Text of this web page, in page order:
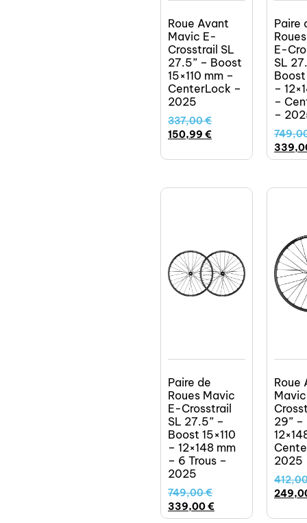
Roue Avant
Mavic E-
Crosstrail SL
27.5” – Boost
15×110 mm –
CenterLock –
2025
337,00€
150,99 €
Paire
E-
SL
Boost
–
–
–
Paire de
Roues Mavic
E-Crosstrail
SL 27.5” –
Boost 15×110
– 12×148 mm
– 6 Trous –
2025
749,00€
339,00€
Roue
29”
2025